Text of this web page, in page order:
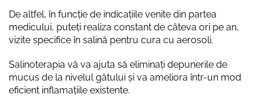
De altfel, în funcție de indicațiile venite din partea
medicului, puteți realiza constant de câteva ori pe an,
vizite specifice în salină pentru cura cu aerosoli.
Salinoterapia vă va ajuta să eliminați depunerile de
mucus de la nivelul gâtului și va ameliora într-un mod
eficient inflamațiile existente.